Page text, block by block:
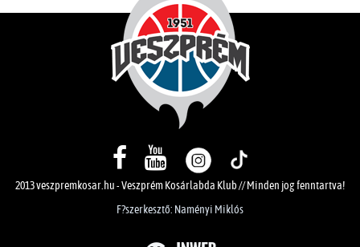
2013 veszpremkosar.hu - Veszprém Kosárlabda Klub // Minden jog fenntartva!
F?szerkesztő: Naményi Miklós